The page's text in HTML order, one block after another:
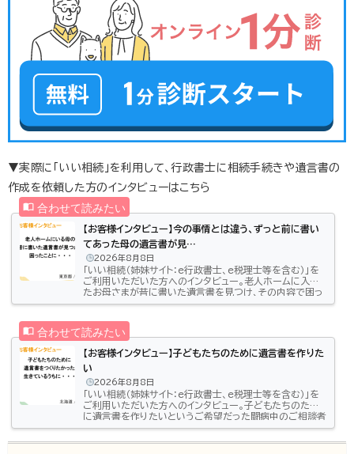
▼実際に「いい相続」を利用して、行政書士に相続手続きや遺言書の
作成を依頼した方のインタビューはこちら
【お客様インタビュー】今の事情とは違う、ずっと前に書い
てあった母の遺言書が見…
2026年8月8日
「いい相続（姉妹サイト：e行政書士、e税理士等を含む）」を
ご利用いただいた方へのインタビュー。老人ホームに入っ
たお母さまが昔に書いた遺言書を見つけ、その内容で困っ
てしまったご相談者様（東京都/40代女性）。「いい相続」に
ただきました。「いい相続」に連絡をしたのは古い遺言書が
見つかったから私は養子でして、今の母は父方の祖父の兄
妹で、私の大叔母にあたります。実母はすでに亡くなってい
て、小さいころから大叔母とは仲がよかったことから、6年
前に大叔母の生活…
【お客様インタビュー】子どもたちのために遺言書を作りた
い
2026年8月8日
「いい相続（姉妹サイト：e行政書士、e税理士等を含む）」を
ご利用いただいた方へのインタビュー。子どもたちのため
に遺言書を作りたいというご希望だった闘病中のご相談者
様（北海道/60代男性）どのようにお悩みを解決したのか